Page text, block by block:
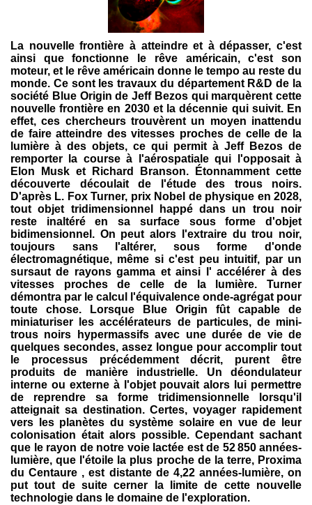
La nouvelle frontière à atteindre et à dépasser, c'est
ainsi que fonctionne le rêve américain, c'est son
moteur, et le rêve américain donne le tempo au reste du
monde. Ce sont les travaux du département R&D de la
société Blue Origin de Jeff Bezos qui marquèrent cette
nouvelle frontière en 2030 et la décennie qui suivit. En
effet, ces chercheurs trouvèrent un moyen inattendu
de faire atteindre des vitesses proches de celle de la
lumière à des objets, ce qui permit à Jeff Bezos de
remporter la course à l'aérospatiale qui l'opposait à
Elon Musk et Richard Branson. Étonnamment cette
découverte découlait de l'étude des trous noirs.
D'après L. Fox Turner, prix Nobel de physique en 2028,
tout objet tridimensionnel happé dans un trou noir
reste inaltéré en sa surface sous forme d'objet
bidimensionnel. On peut alors l'extraire du trou noir,
toujours sans l'altérer, sous forme d'onde
électromagnétique, même si c'est peu intuitif, par un
sursaut de rayons gamma et ainsi l' accélérer à des
vitesses proches de celle de la lumière. Turner
démontra par le calcul l'équivalence onde-agrégat pour
toute chose. Lorsque Blue Origin fût capable de
miniaturiser les accélérateurs de particules, de mini-
trous noirs hypermassifs avec une durée de vie de
quelques secondes, assez longue pour accomplir tout
le processus précédemment décrit, purent être
produits de manière industrielle. Un déondulateur
interne ou externe à l'objet pouvait alors lui permettre
de reprendre sa forme tridimensionnelle lorsqu'il
atteignait sa destination. Certes, voyager rapidement
vers les planètes du système solaire en vue de leur
colonisation était alors possible. Cependant sachant
que le rayon de notre voie lactée est de 52 850 années-
lumière, que l'étoile la plus proche de la terre, Proxima
du Centaure , est distante de 4,22 années-lumière, on
put tout de suite cerner la limite de cette nouvelle
technologie dans le domaine de l'exploration.